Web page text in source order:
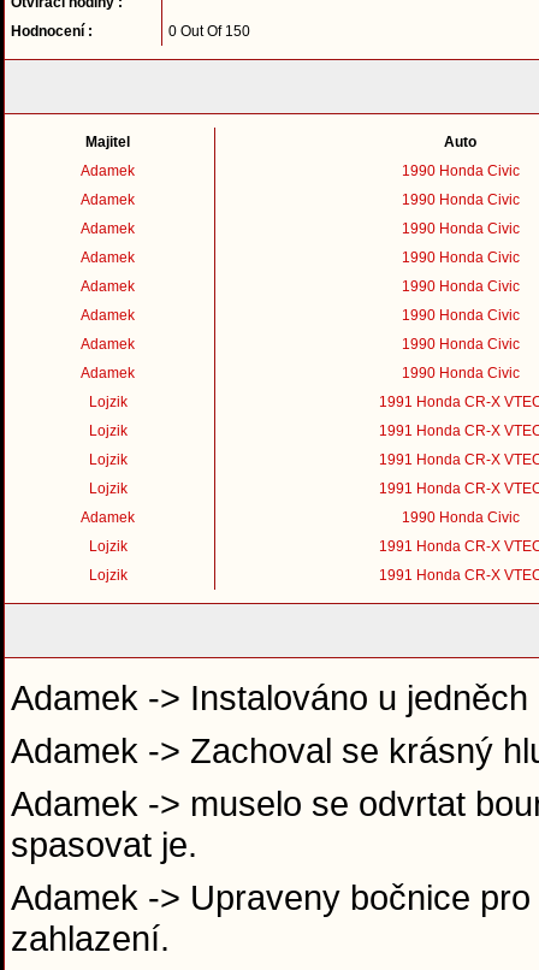
Hodnocení :
0 Out Of 150
Majitel
Auto
Adamek
1990 Honda Civic
Adamek
1990 Honda Civic
Adamek
1990 Honda Civic
Adamek
1990 Honda Civic
Adamek
1990 Honda Civic
Adamek
1990 Honda Civic
Adamek
1990 Honda Civic
Adamek
1990 Honda Civic
Lojzik
1991 Honda CR-X
Lojzik
1991 Honda CR-X
Lojzik
1991 Honda CR-X
Lojzik
1991 Honda CR-X
Adamek
1990 Honda Civic
Lojzik
1991 Honda CR-X
Lojzik
1991 Honda CR-X
Adamek -> Instalováno u
Adamek -> Zachoval se krásný
Adamek -> muselo se odvrtat
spasovat je.
Adamek -> Upraveny bočnice
zahlazení.